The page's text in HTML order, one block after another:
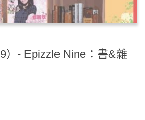
）- Epizzle Nine：書&雜